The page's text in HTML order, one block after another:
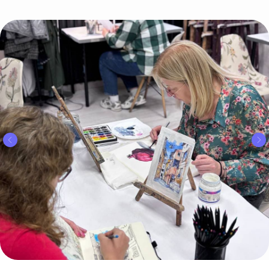
и узнай промокод на скидку 10%!
Пройди квиз на нашем сайте
Приходи к нам
рисовать, если
ты хочешь:
Научиться рисовать
увлеченно и свободно
в любом возрасте
1
Приобрести новых,